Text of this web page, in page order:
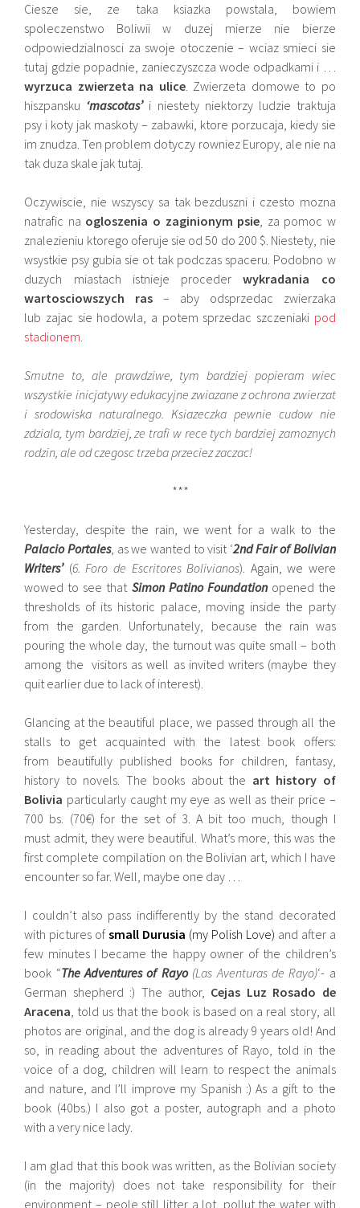
Ciesze sie, ze taka ksiazka powstala, bowiem
spoleczenstwo Boliwii w duzej mierze nie bierze
odpowiedzialnosci za swoje otoczenie – wciaz smieci sie
tutaj gdzie popadnie, zanieczyszcza wode odpadkami i …
wyrzuca zwierzeta na ulice. Zwierzeta domowe to po
hiszpansku ‘mascotas’i niestety niektorzy ludzie traktuja
psy i koty jak maskoty – zabawki, ktore porzucaja, kiedy sie
im znudza. Ten problem dotyczy rowniez Europy, ale nie na
tak duza skale jak tutaj.
Oczywiscie, nie wszyscy sa tak bezduszni i czesto mozna
natrafic na ogloszenia o zaginionym psie, za pomoc w
znalezieniu ktorego oferuje sie od 50 do 200 $. Niestety, nie
wsystkie psy gubia sie ot tak podczas spaceru. Podobno w
duzych miastach istnieje procederwykradania co
wartosciowszych ras – aby odsprzedac zwierzaka
lub zajac sie hodowla, a potem sprzedac szczeniaki pod
stadionem.
Smutne to, ale prawdziwe, tym bardziej popieram wiec
wszystkie inicjatywy edukacyjne zwiazane z ochrona zwierzat
i srodowiska naturalnego. Ksiazeczka pewnie cudow nie
zdziala, tym bardziej, ze trafi w rece tych bardziej zamoznych
rodzin, ale od czegosc trzeba przeciez zaczac!
***
Yesterday, despite the rain, we went for a walk to the
Palacio Portales, as we wanted to visit ‘2nd Fair of Bolivian
Writers’ (6. Foro de Escritores Bolivianos). Again, we were
wowed to see that Simon Patino Foundation opened the
thresholds of its historic palace, moving inside the party
from the garden. Unfortunately, because the rain was
pouring the whole day, the turnout was quite small – both
among the visitors as well as invited writers (maybe they
quit earlier due to lack of interest).
Glancing at the beautiful place, we passed through all the
stalls to get acquainted with the latest book offers:
from beautifully published books for children, fantasy,
history to novels. The books about the art history of
Bolivia particularly caught my eye as well as their price –
700 bs. (70€) for the set of 3. A bit too much, though I
must admit, they were beautiful. What’s more, this was the
first complete compilation on the Bolivian art, which I have
encounter so far. Well, maybe one day …
I couldn’t also pass indifferently by the stand decorated
with pictures ofsmall Durusia (my Polish Love) and after a
few minutes I became the happy owner of the children’s
book “The Adventures of Rayo(Las Aventuras de Rayo)‘- a
German shepherd :) The author, Cejas Luz Rosado de
Aracena, told us that the book is based on a real story, all
photos are original, and the dog is already 9 years old! And
so, in reading about the adventures of Rayo, told in the
voice of a dog, children will learn to respect the animals
and nature, and I’ll improve my Spanish :) As a gift to the
book (40bs.) I also got a poster, autograph and a photo
with a very nice lady.
I am glad that this book was written, as the Bolivian society
(in the majority) does not take responsibility for their
environment – peole still litter a lot, pollut the water with